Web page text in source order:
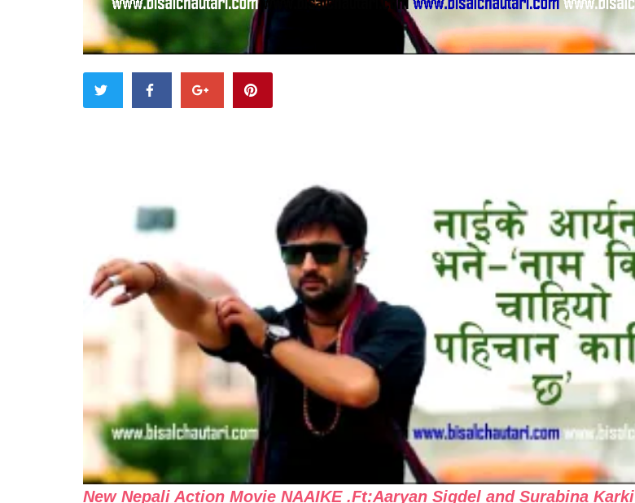
New Nepali Action Movie NAAIKE .Ft:Aaryan Sigdel and Surabina Karki